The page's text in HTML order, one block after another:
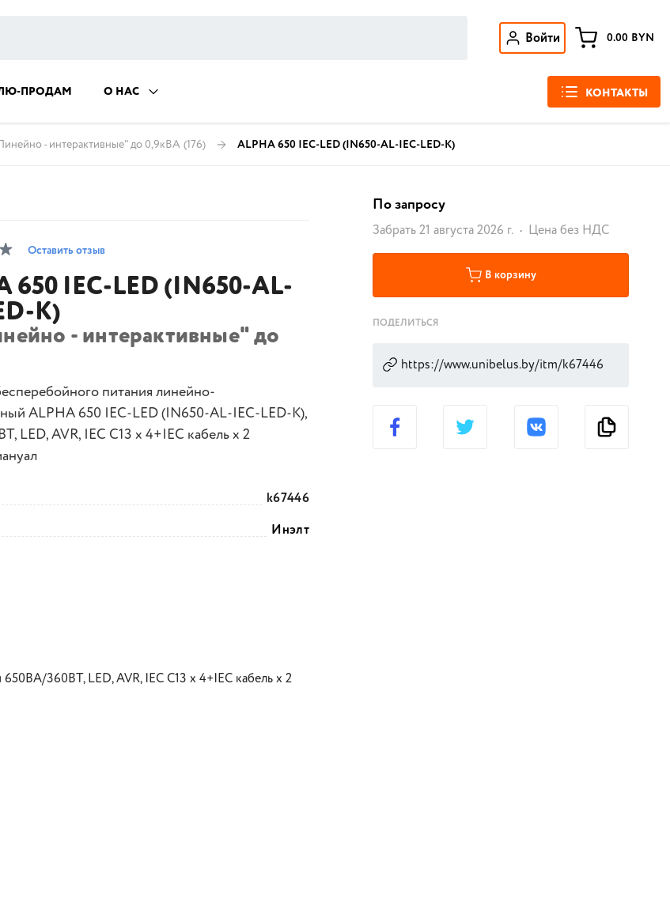
Войти 0.00 BYN
ПРОДАМ О НАС КОНТАКТЫ
- интерактивные" до 0,9кВА (176) ALPHA 650 IEC-LED (IN650-AL-IEC-LED-K)
Оставить отзыв
650 IEC-LED (IN650-AL-
K)
- интерактивные" до
питания линейно-
ALPHA 650 IEC-LED (IN650-AL-IEC-LED-K),
LЕD, AVR, IEC C13 х 4+IEC кабель х 2
k67446
Инэлт
360ВТ, LЕD, AVR, IEC C13 х 4+IEC кабель х 2
По запросу
Забрать 21 августа 2026 г. Цена без НДС
В корзину
ПОДЕЛИТЬСЯ